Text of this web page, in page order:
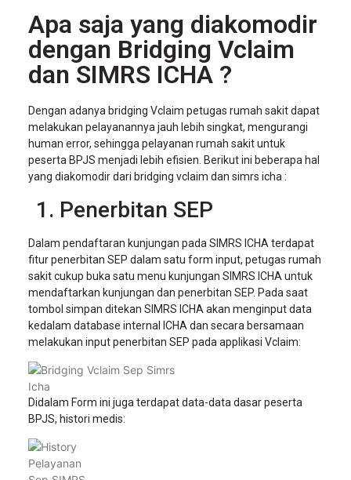
Apa saja yang diakomodir
dengan Bridging Vclaim
dan SIMRS ICHA ?
Dengan adanya bridging Vclaim petugas rumah sakit dapat
melakukan pelayanannya jauh lebih singkat, mengurangi
human error, sehingga pelayanan rumah sakit untuk
peserta BPJS menjadi lebih efisien. Berikut ini beberapa hal
yang diakomodir dari bridging vclaim dan simrs icha :
Penerbitan SEP
Dalam pendaftaran kunjungan pada SIMRS ICHA terdapat
fitur penerbitan SEP dalam satu form input, petugas rumah
sakit cukup buka satu menu kunjungan SIMRS ICHA untuk
mendaftarkan kunjungan dan penerbitan SEP. Pada saat
tombol simpan ditekan SIMRS ICHA akan menginput data
kedalam database internal ICHA dan secara bersamaan
melakukan input penerbitan SEP pada applikasi Vclaim:
Didalam Form ini juga terdapat data-data dasar peserta
BPJS, histori medis: